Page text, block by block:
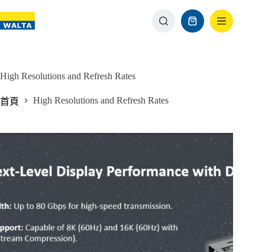
High Resolutions and Refresh Rates
首頁 High Resolutions and Refresh Rates